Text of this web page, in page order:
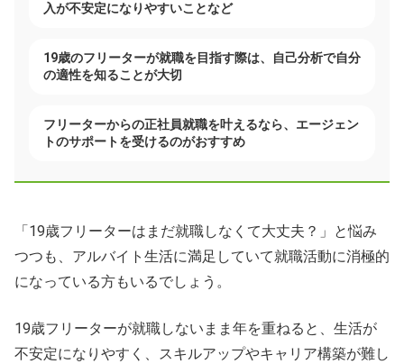
入が不安定になりやすいことなど
19歳のフリーターが就職を目指す際は、自己分析で自分
の適性を知ることが大切
フリーターからの正社員就職を叶えるなら、エージェン
トのサポートを受けるのがおすすめ
「19歳フリーターはまだ就職しなくて大丈夫？」と悩み
つつも、アルバイト生活に満足していて就職活動に消極的
になっている方もいるでしょう。
19歳フリーターが就職しないまま年を重ねると、生活が
不安定になりやすく、スキルアップやキャリア構築が難し